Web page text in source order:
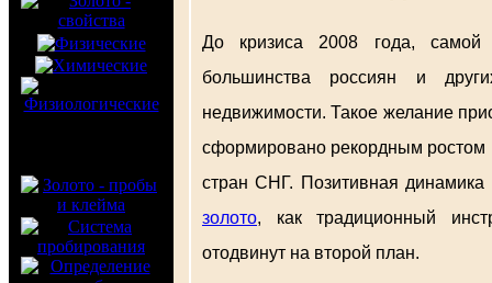
До кризиса 2008 года,
большинства россиян и
недвижимости. Такое желание
сформировано рекордным ростом
стран СНГ. Позитивная
золото, как традиционный
отодвинут на второй план.